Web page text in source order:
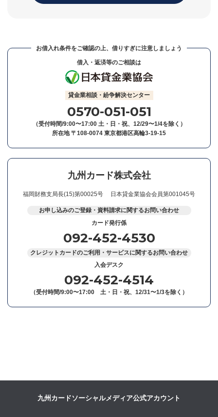
お借入れ条件をご確認の上、借りすぎに注意しましょう
借入・返済等のご相談は
貸金業相談・紛争解決センター
0570-051-051
（受付時間/9:00〜17:00 土・日・祝、12/29〜1/4を除く）
所在地 〒108-0074 東京都港区高輪3-19-15
九州カード株式会社
福岡財務支局長(15)第00025号 日本貸金業協会会員第001045号
お申し込みのご登録・資料請求に関するお問い合わせ
カード発行係
092-452-4530
クレジットカードのご利用・サービスに関するお問い合わせ
入会デスク
092-452-4514
（受付時間/9:00〜17:00 土・日・祝、12/31〜1/3を除く）
九州カードソーシャルメディア公式アカウント